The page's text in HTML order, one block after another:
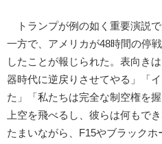
トランプが例の如く重要演説
一方で、アメリカが48時間の停
したことが報じられた。表向き
器時代に逆戻りさせてやる」「
た」「私たちは完全な制空権を
上空を飛べるし、彼らは何もで
たまいながら、F15やブラック